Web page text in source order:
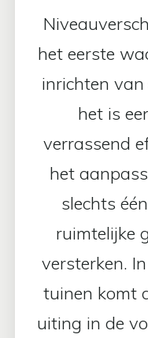
het eerste
inrichten
het is
verrassend
het
slechts
ruimtelijke
versterken.
tuinen komt
uiting in de